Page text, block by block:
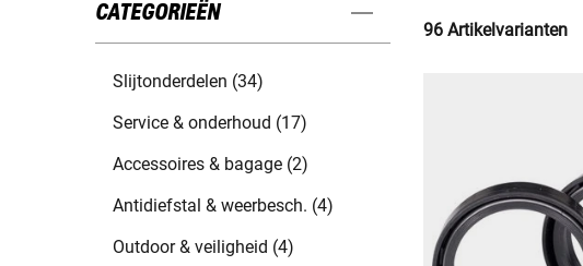
CATEGORIEËN
Slijtonderdelen (34)
Service & onderhoud (17)
Accessoires & bagage (2)
Antidiefstal & weerbesch. (4)
Outdoor & veiligheid (4)
96 Artikelvarianten